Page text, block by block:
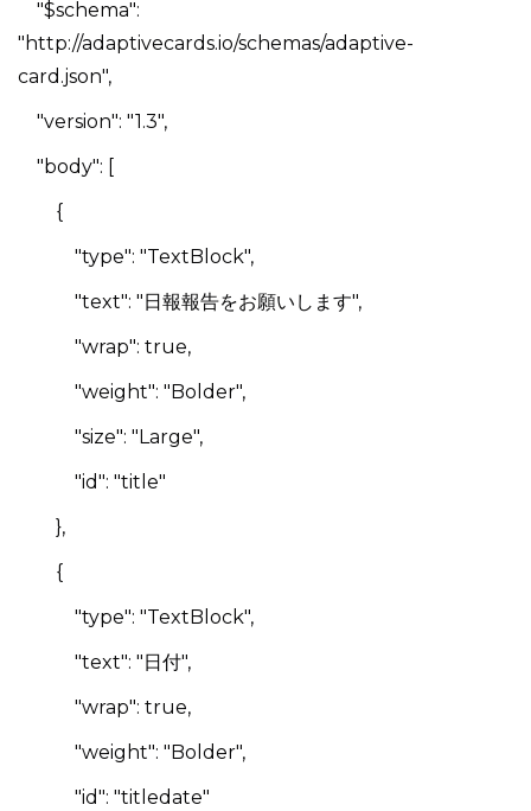
"$schema":
"http://adaptivecards.io/schemas/adaptive-
card.json",
"version": "1.3",
"body": [
{
"type": "TextBlock",
"text": "日報報告をお願いします",
"wrap": true,
"weight": "Bolder",
"size": "Large",
"id": "title"
},
{
"type": "TextBlock",
"text": "日付",
"wrap": true,
"weight": "Bolder",
"id": "titledate"